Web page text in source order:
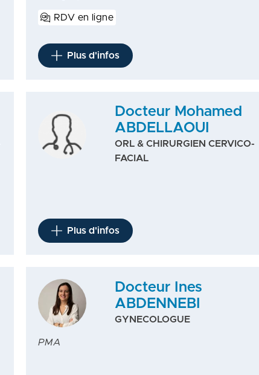
RDV en ligne
Plus d'infos
Docteur Mohamed
ABDELLAOUI
ORL & CHIRURGIEN CERVICO-
FACIAL
Plus d'infos
Docteur Ines
ABDENNEBI
GYNECOLOGUE
PMA